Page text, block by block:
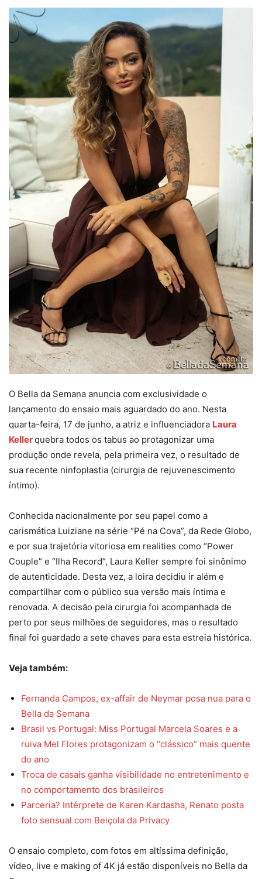
O Bella da Semana anuncia com exclusividade o
lançamento do ensaio mais aguardado do ano. Nesta
quarta-feira, 17 de junho, a atriz e influenciadora Laura
Kellerquebra todos os tabus ao protagonizar uma
produção onde revela, pela primeira vez, o resultado de
sua recente ninfoplastia (cirurgia de rejuvenescimento
íntimo).
Conhecida nacionalmente por seu papel como a
carismática Luiziane na série “Pé na Cova”, da Rede Globo,
e por sua trajetória vitoriosa em realities como “Power
Couple” e “Ilha Record”, Laura Keller sempre foi sinônimo
de autenticidade. Desta vez, a loira decidiu ir além e
compartilhar com o público sua versão mais íntima e
renovada. A decisão pela cirurgia foi acompanhada de
perto por seus milhões de seguidores, mas o resultado
final foi guardado a sete chaves para esta estreia histórica.
Veja também:
Fernanda Campos, ex-affair de Neymar posa nua para o
Bella da Semana
Brasil vs Portugal: Miss Portugal Marcela Soares e a
ruiva Mel Flores protagonizam o “clássico” mais quente
do ano
Troca de casais ganha visibilidade no entretenimento e
no comportamento dos brasileiros
Parceria? Intérprete de Karen Kardasha, Renato posta
foto sensual com Beiçola da Privacy
O ensaio completo, com fotos em altíssima definição,
vídeo, live e making of 4K já estão disponíveis no Bella da